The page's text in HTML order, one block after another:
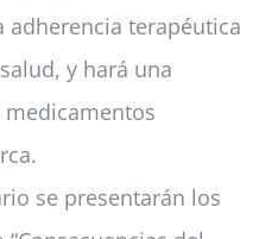
adherencia terapéutica
y hará una
se presentarán los